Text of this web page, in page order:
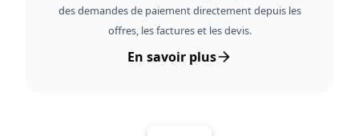
des demandes de paiement directement depuis les
offres, les factures et les devis.
En savoir plus